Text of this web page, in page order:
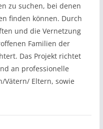
zu suchen, bei denen
finden können. Durch
und die Vernetzung
Familien der
Das Projekt richtet
an professionelle
Eltern, sowie